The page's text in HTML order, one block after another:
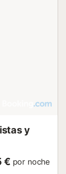
y
€ por noche